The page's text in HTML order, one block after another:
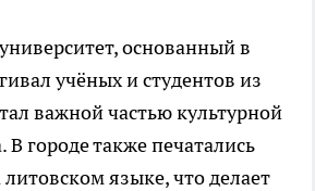
основанный в
учёных и студентов из
важной частью культурной
В городе также печатались
языке, что делает